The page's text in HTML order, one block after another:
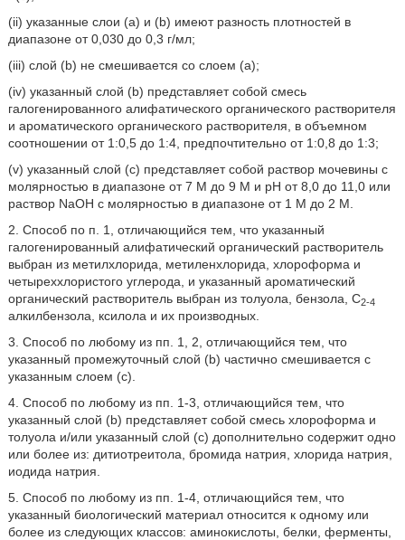
(ii) указанные слои (a) и (b) имеют разность плотностей в
диапазоне от 0,030 до 0,3 г/мл;
(iii) слой (b) не смешивается со слоем (a);
(iv) указанный слой (b) представляет собой смесь
галогенированного алифатического органического растворителя
и ароматического органического растворителя, в объемном
соотношении от 1:0,5 до 1:4, предпочтительно от 1:0,8 до 1:3;
(v) указанный слой (c) представляет собой раствор мочевины с
молярностью в диапазоне от 7 М до 9 М и рН от 8,0 до 11,0 или
раствор NaOH с молярностью в диапазоне от 1 М до 2 М.
2. Способ по п. 1, отличающийся тем, что указанный
галогенированный алифатический органический растворитель
выбран из метилхлорида, метиленхлорида, хлороформа и
четыреххлористого углерода, и указанный ароматический
органический растворитель выбран из толуола, бензола, C2-4
алкилбензола, ксилола и их производных.
3. Способ по любому из пп. 1, 2, отличающийся тем, что
указанный промежуточный слой (b) частично смешивается с
указанным слоем (c).
4. Способ по любому из пп. 1-3, отличающийся тем, что
указанный слой (b) представляет собой смесь хлороформа и
толуола и/или указанный слой (c) дополнительно содержит одно
или более из: дитиотреитола, бромида натрия, хлорида натрия,
иодида натрия.
5. Способ по любому из пп. 1-4, отличающийся тем, что
указанный биологический материал относится к одному или
более из следующих классов: аминокислоты, белки, ферменты,